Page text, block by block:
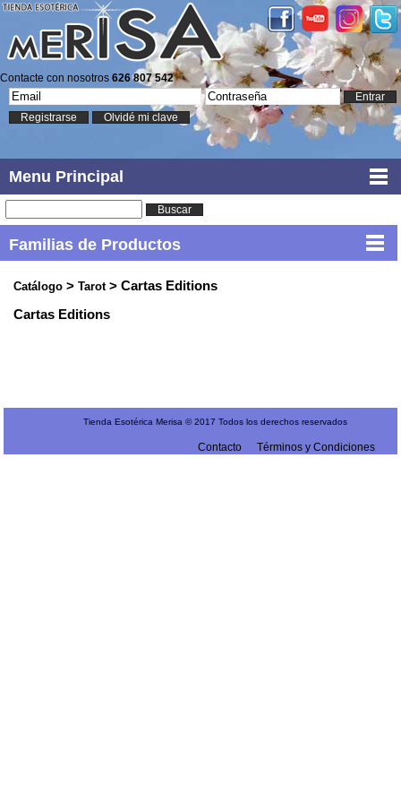
Contacte con nosotros 626 807 542
Entrar
Registrarse
Olvidé mi clave
Menu Principal
Buscar
Familias de Productos
Catálogo > Tarot> Cartas Editions
Cartas Editions
Tienda Esotérica Merisa © 2017 Todos los derechos reservados
Contacto Términos y Condiciones